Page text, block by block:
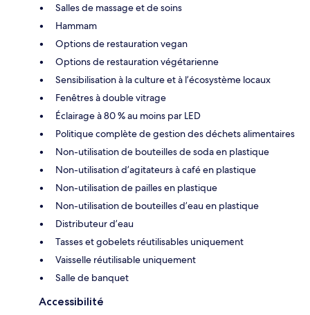
Salles de massage et de soins
Hammam
Options de restauration vegan
Options de restauration végétarienne
Sensibilisation à la culture et à l’écosystème locaux
Fenêtres à double vitrage
Éclairage à 80 % au moins par LED
Politique complète de gestion des déchets alimentaires
Non-utilisation de bouteilles de soda en plastique
Non-utilisation d’agitateurs à café en plastique
Non-utilisation de pailles en plastique
Non-utilisation de bouteilles d’eau en plastique
Distributeur d’eau
Tasses et gobelets réutilisables uniquement
Vaisselle réutilisable uniquement
Salle de banquet
Accessibilité